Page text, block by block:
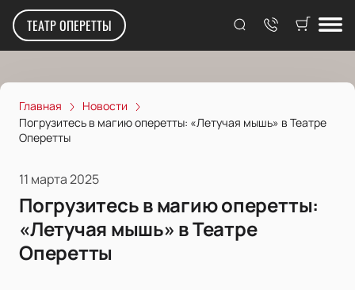
ТЕАТР ОПЕРЕТТЫ
Главная
Новости
Погрузитесь в магию оперетты: «Летучая мышь» в Театре
Оперетты
11 марта 2025
Погрузитесь в магию оперетты:
«Летучая мышь» в Театре
Оперетты